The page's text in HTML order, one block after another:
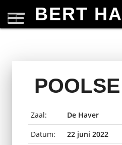
BERT
Zaal:
De Haver
Datum:
22 juni 2022